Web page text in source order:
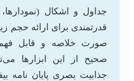
جداول و اشکال (نمودارها،
قدرتمندی برای ارائه حجم
صورت خلاصه و قابل فهم
صحیح از این ابزارها
جذابیت بصری پایان نامه